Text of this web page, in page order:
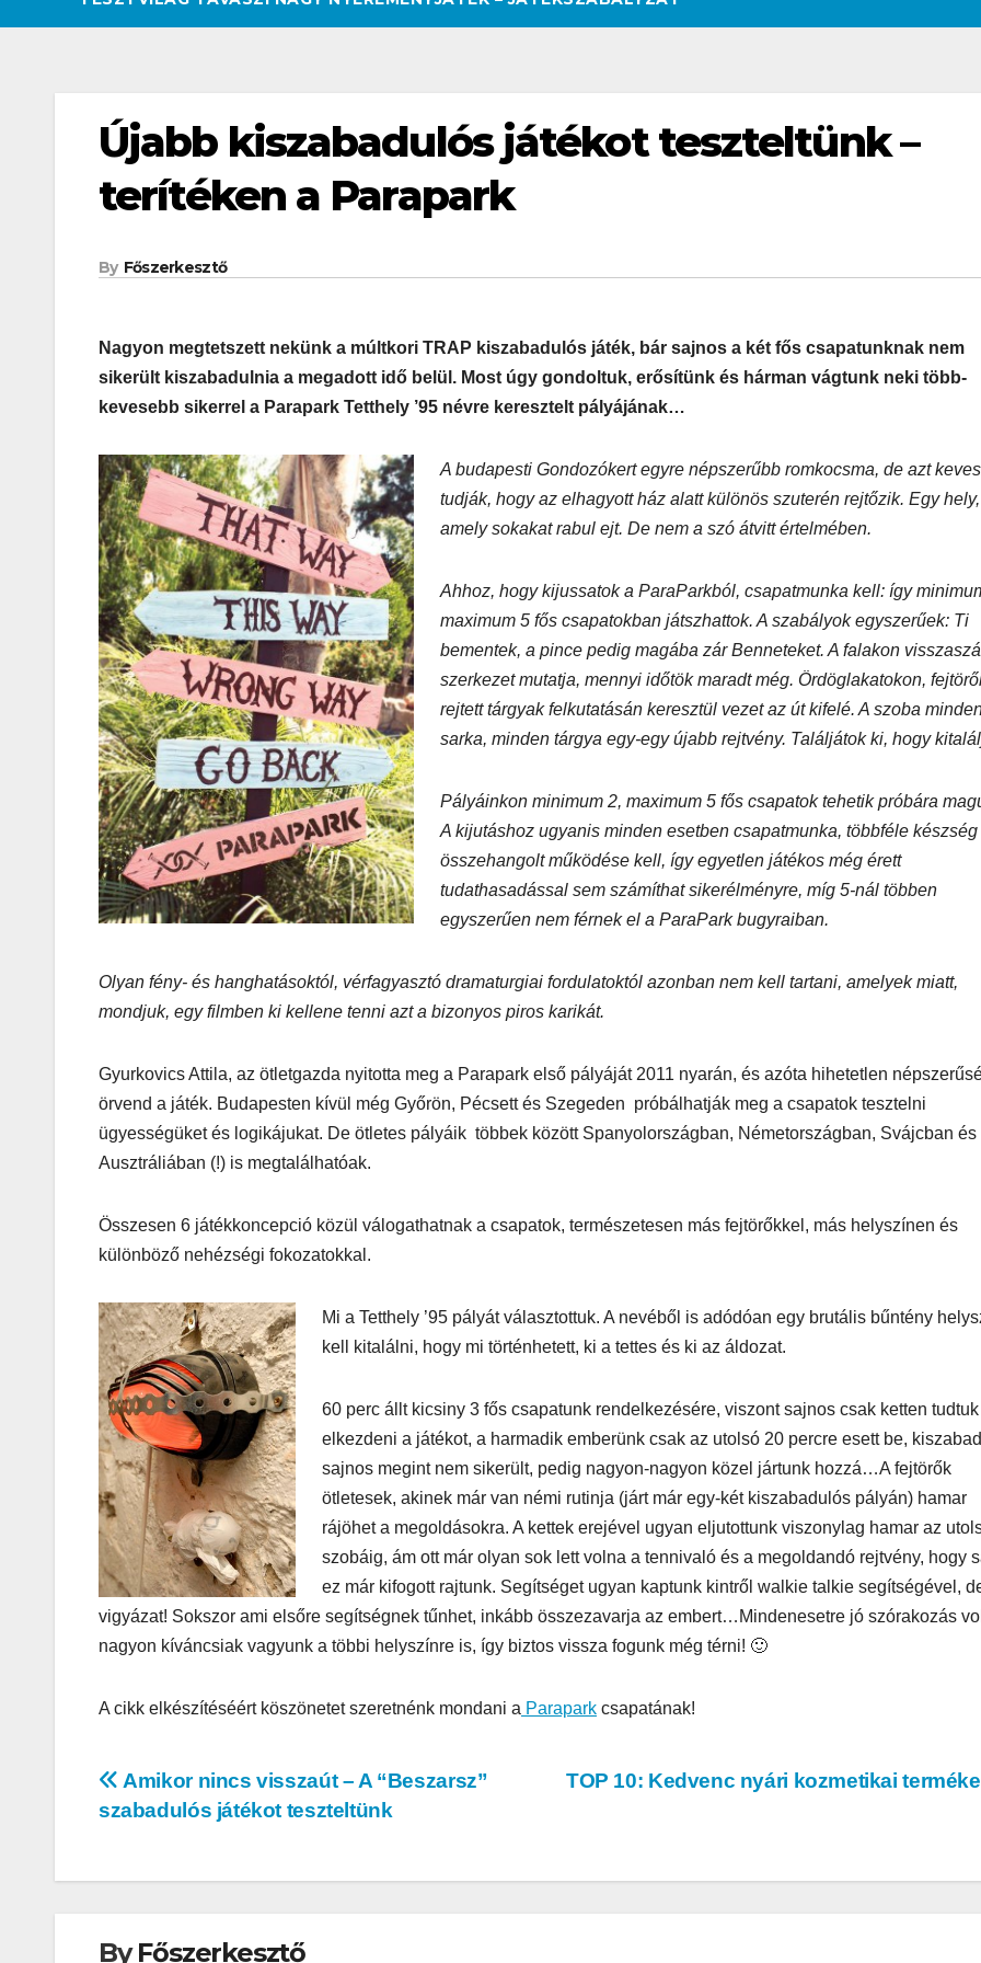
Újabb kiszabadulós játékot teszteltünk –
terítéken a Parapark
By Főszerkesztő
Nagyon megtetszett nekünk a múltkori TRAP kiszabadulós játék, bár sajnos a két fős csapatunknak nem
sikerült kiszabadulnia a megadott idő belül . Most úgy gondoltuk, erősítünk és hárman vágtunk neki több-
kevesebb sikerrel a Parapark Tetthely ’95 névre keresztelt pályájának…
A budapesti Gondozókert egyre népszerűbb romkocsma, de azt
tudják, hogy az elhagyott ház alatt különös szuterén rejtőzik. Egy hely,
amely sokakat rabul ejt. De nem a szó átvitt értelmében.
Ahhoz, hogy kijussatok a ParaParkból, csapatmunka kell: így
maximum 5 fős csapatokban játszhattok. A szabályok egyszerűek: Ti
bementek, a pince pedig magába zár Benneteket. A falakon
szerkezet mutatja, mennyi időtök maradt még. Ördöglakatokon,
rejtett tárgyak felkutatásán keresztül vezet az út kifelé. A szoba
sarka, minden tárgya egy-egy újabb rejtvény. Találjátok ki, hogy
Pályáinkon minimum 2, maximum 5 fős csapatok tehetik próbára
A kijutáshoz ugyanis minden esetben csapatmunka, többféle készség
összehangolt működése kell, így egyetlen játékos még érett
tudathasadással sem számíthat sikerélményre, míg 5-nál többen
egyszerűen nem férnek el a ParaPark bugyraiban.
Olyan fény- és hanghatásoktól, vérfagyasztó dramaturgiai fordulatoktól azonban nem kell tartani, amelyek miatt,
mondjuk, egy filmben ki kellene tenni azt a bizonyos piros karikát.
Gyurkovics Attila, az ötletgazda nyitotta meg a Parapark első pályáját 2011 nyarán, és azóta hihetetlen
örvend a játék. Budapesten kívül még Győrön, Pécsett és Szegeden próbálhatják meg a csapatok tesztelni
ügyességüket és logikájukat. De ötletes pályáik többek között Spanyolországban, Németországban, Svájcban és
Ausztráliában (!) is megtalálhatóak.
Összesen 6 játékkoncepció közül válogathatnak a csapatok, természetesen más fejtörőkkel, más helyszínen és
különböző nehézségi fokozatokkal.
Mi a Tetthely ’95 pályát választottuk. A nevéből is adódóan egy brutális bűntény
kell kitalálni, hogy mi történhetett, ki a tettes és ki az áldozat.
60 perc állt kicsiny 3 fős csapatunk rendelkezésére, viszont sajnos csak ketten tudtuk
elkezdeni a játékot, a harmadik emberünk csak az utolsó 20 percre esett be,
sajnos megint nem sikerült, pedig nagyon-nagyon közel jártunk hozzá…A fejtörők
ötletesek, akinek már van némi rutinja (járt már egy-két kiszabadulós pályán) hamar
rájöhet a megoldásokra. A kettek erejével ugyan eljutottunk viszonylag hamar az
szobáig, ám ott már olyan sok lett volna a tennivaló és a megoldandó rejtvény, hogy
ez már kifogott rajtunk. Segítséget ugyan kaptunk kintről walkie talkie segítségével,
vigyázat! Sokszor ami elsőre segítségnek tűnhet, inkább összezavarja az embert…Mindenesetre jó szórakozás
nagyon kíváncsiak vagyunk a többi helyszínre is, így biztos vissza fogunk még térni! 🙂
A cikk elkészítéséért köszönetet szeretnénk mondani a Parapark csapatának!
Bejegyzés
navigáció
TOP 10: Kedvenc nyári kozmetikai
Amikor nincs visszaút – A “Beszarsz”
szabadulós játékot teszteltünk
ByFőszerkesztő
CSAJOK HATÁROKON TÚL SZÉPSÉG
Korres-
Szépségápolá
s a Forró Nyári
Hőségben
CSAJOK SZÉPSÉG
SUPERHAIR-
hőillesztés
CSAJOK SMINK
meg
Teszteltük a
Dr. Greek-et:
Óriási girosz
és kellemes
kerthelyiség
Csepel
szívében
MEGKÓSTOLTUK UTAZÁS
Waterdrop az
Avakas
kanyonban
ÉTTEREM
Déli
teszt
AUDIO MŰSZAKI
ARGENT H5
RGB 7.1
Surround
Headset teszt
AUDIO MŰSZAKI
1000XM6 teszt
– amikor a zaj